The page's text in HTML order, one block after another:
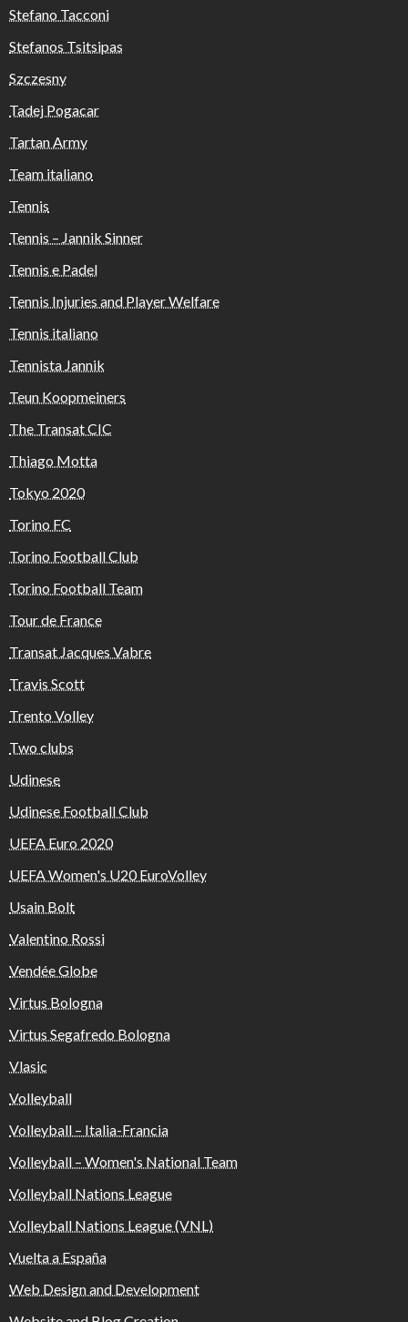
Stefano Tacconi
Stefanos Tsitsipas
Szczesny
Tadej Pogacar
Tartan Army
Team italiano
Tennis
Tennis – Jannik Sinner
Tennis e Padel
Tennis Injuries and Player Welfare
Tennis italiano
Tennista Jannik
Teun Koopmeiners
The Transat CIC
Thiago Motta
Tokyo 2020
Torino FC
Torino Football Club
Torino Football Team
Tour de France
Transat Jacques Vabre
Travis Scott
Trento Volley
Two clubs
Udinese
Udinese Football Club
UEFA Euro 2020
UEFA Women's U20 EuroVolley
Usain Bolt
Valentino Rossi
Vendée Globe
Virtus Bologna
Virtus Segafredo Bologna
Vlasic
Volleyball
Volleyball – Italia-Francia
Volleyball – Women's National Team
Volleyball Nations League
Volleyball Nations League (VNL)
Vuelta a España
Web Design and Development